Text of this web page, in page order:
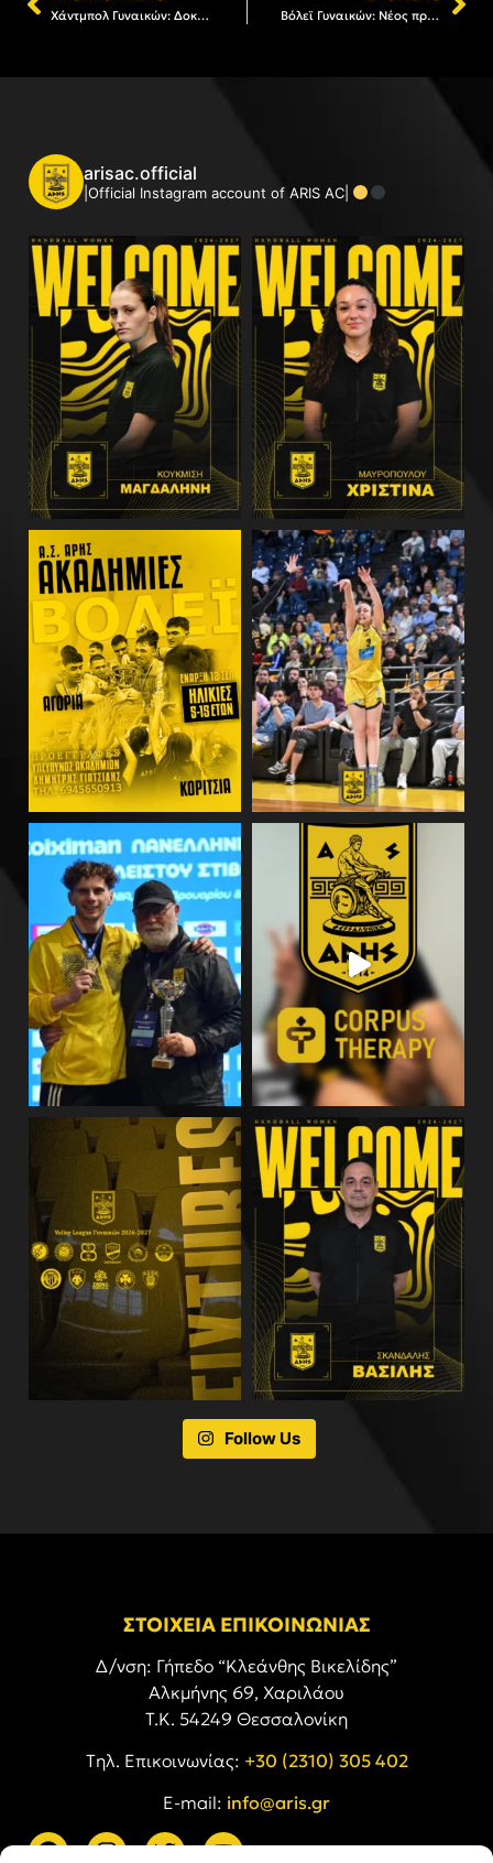
Χάντμπολ Γυναικών: Δοκιμασία στη Δράμα για τον ΑΡΗ Βόλεϊ Γυναικών: Νέος προπονητής του ΑΡΗ ο Borislav Krachanov
arisac.official
|Official Instagram account of ARIS AC|
Follow Us
ΣΤΟΙΧΕΙΑ ΕΠΙΚΟΙΝΩΝΙΑΣ
Δ/νση: Γήπεδο “Κλεάνθης Βικελίδης”
Αλκμήνης 69, Χαριλάου
Τ.Κ. 54249 Θεσσαλονίκη
Tηλ. Επικοινωνίας: +30 (2310) 305 402
E-mail: info@aris.gr